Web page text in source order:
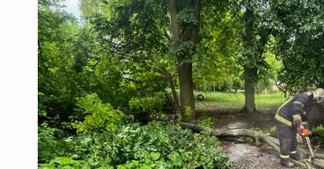
08.08.2026 | 02:45 Енергоатом відремонтував п’ять
08.08.2026 | 02:45 Український гросмейстер Василь
08.08.2026 | 02:45 Українська ППО у липні перехопила